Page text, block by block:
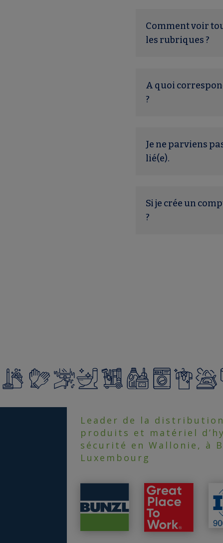
Comment voir
les rubriques ?
A quoi
?
Je ne parviens
lié(e).
Si je crée un
?
Leader de la distribution
produits et matériel
sécurité en Wallonie, à
Luxembourg